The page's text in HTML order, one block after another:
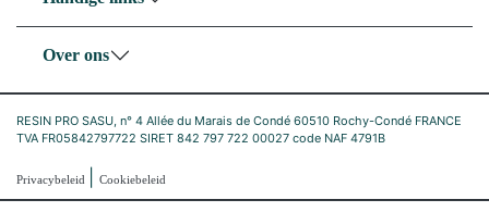
Over ons
RESIN PRO SASU, n° 4 Allée du Marais de Condé 60510 Rochy-Condé FRANCE
TVA FR05842797722 SIRET 842 797 722 00027 code NAF 4791B
Privacybeleid Cookiebeleid